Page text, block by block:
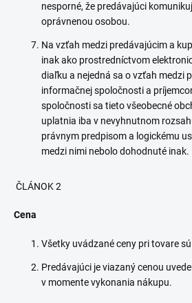
nesporné, že predávajúci
oprávnenou osobou.
Na vzťah medzi predávajúcim a
inak ako prostredníctvom
diaľku a nejedná sa o vzťah medzi
informačnej spoločnosti a
spoločnosti sa tieto všeobecné
uplatnia iba v nevyhnutnom
právnym predpisom a logickému
medzi nimi nebolo dohodnuté inak.
ČLÁNOK 2
Cena
Všetky uvádzané ceny pri tovare
Predávajúci je viazaný cenou
v momente vykonania nákupu.